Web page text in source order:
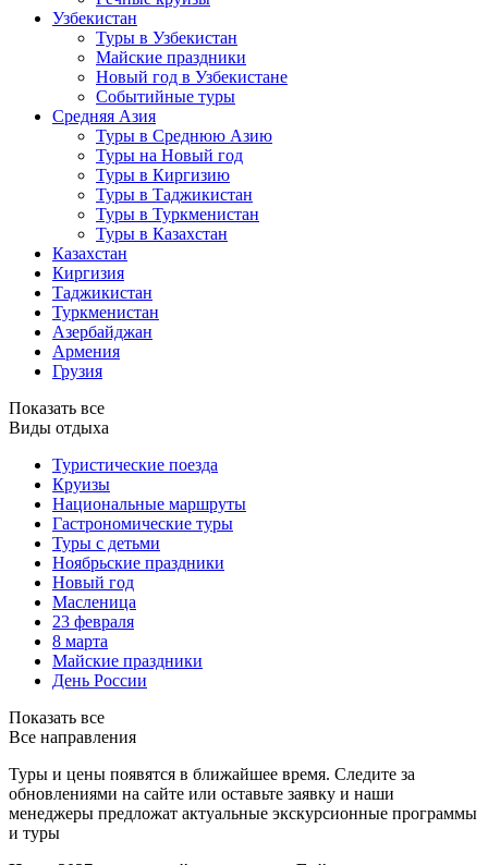
Узбекистан
Туры в Узбекистан
Майские праздники
Новый год в Узбекистане
Событийные туры
Средняя Азия
Туры в Среднюю Азию
Туры на Новый год
Туры в Киргизию
Туры в Таджикистан
Туры в Туркменистан
Туры в Казахстан
Казахстан
Киргизия
Таджикистан
Туркменистан
Азербайджан
Армения
Грузия
Показать все
Виды отдыха
Туристические поезда
Круизы
Национальные маршруты
Гастрономические туры
Туры с детьми
Ноябрьские праздники
Новый год
Масленица
23 февраля
8 марта
Майские праздники
День России
Показать все
Все направления
Туры и цены появятся в ближайшее время. Следите за
обновлениями на сайте или оставьте заявку и наши
менеджеры предложат актуальные экскурсионные программы
и туры